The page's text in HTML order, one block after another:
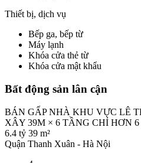
Thiết bị, dịch vụ
Bếp ga, bếp từ
Máy lạnh
Khóa cửa thẻ từ
Khóa cửa mật khẩu
Bất động sản lân cận
BÁN GẤP NHÀ KHU VỰC LÊ
XÂY 39M × 6 TẦNG CHỈ HƠN 6
6.4 tỷ 39 m²
Quận Thanh Xuân - Hà Nội